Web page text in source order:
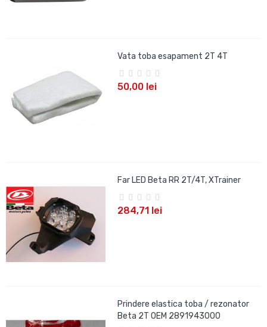
Vata toba esapament 2T 4T
50,00 lei
Far LED Beta RR 2T/4T, XTrainer
284,71 lei
Prindere elastica toba / rezonator
Beta 2T OEM 2891943000